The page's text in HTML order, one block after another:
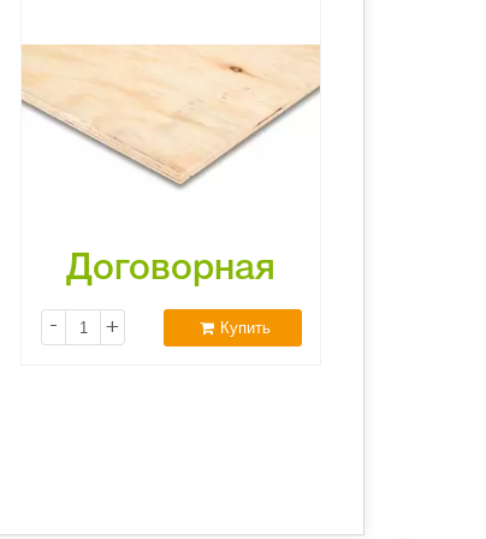
Договорная
- + Купить